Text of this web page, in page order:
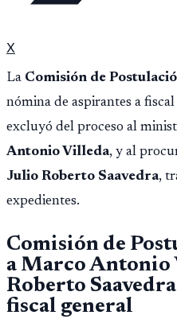
X
La Comisión de
nómina de aspirantes a
excluyó del proceso al
Antonio Villeda, y al
Julio Roberto Saavedra,
expedientes.
Comisión de
a Marco Antonio
Roberto
fiscal general